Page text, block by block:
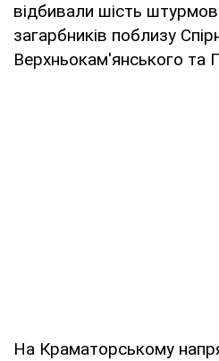
відбивали шість
загарбників поблизу
Верхньокам'янського та
На Краматорському